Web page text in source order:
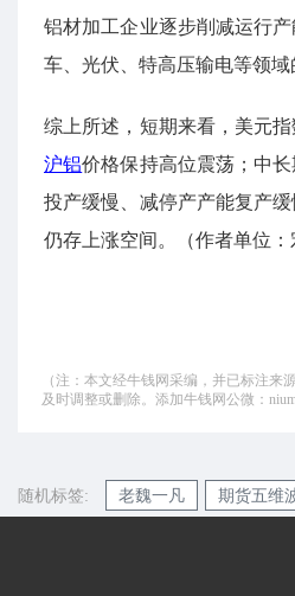
铝材加工企业逐步削减运行
车、光伏、特高压输电等领
综上所述，短期来看，美元
沪铝价格保持高位震荡；中
投产缓慢、减停产产能复产
仍存上涨空间。（作者单位：
（注：本文经牛钱网采编，并已标注
及时调整或删除。添加牛钱网公微：
随机标签: 老魏一凡 期货五维